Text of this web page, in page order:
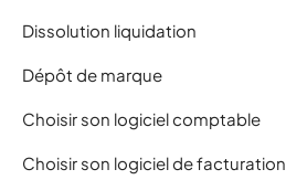
Dissolution liquidation
Dépôt de marque
Choisir son logiciel comptable
Choisir son logiciel de facturation